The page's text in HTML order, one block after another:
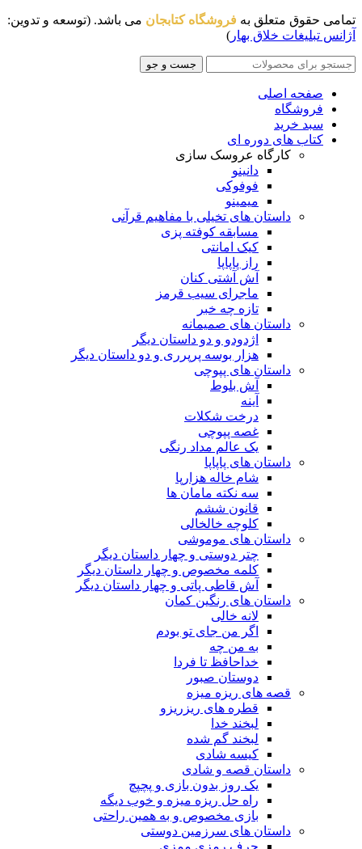
تمامی حقوق متعلق به فروشگاه کتابجان می باشد. (توسعه و تدوین:
آژانس تبلیغات خلاق بهار )
جست و جو
صفحه اصلی
فروشگاه
سبد خرید
کتاب های دوره ای
کارگاه عروسک سازی
دانینو
فوفوکی
میمینو
داستان های تخیلی با مفاهیم قرآنی
مسابقه کوفته پزی
کیک امانتی
راز پاپاپا
آش آشتی کنان
ماجرای سیب قرمز
تازه چه خبر
داستان های صمیمانه
اژدودو و دو داستان دیگر
هزار بوسه پرپرری و دو داستان دیگر
داستان های پپوچی
آش بلوط
آینه
درخت شکلات
غصه پپوچی
یک عالم مداد رنگی
داستان های پاپاپا
شام خاله هزارپا
سه نکته مامان ها
قانون ششم
کلوچه خالخالی
داستان های موموشی
چتر دوستی و چهار داستان دیگر
کلمه مخصوص و چهار داستان دیگر
آش قاطی پاتی و چهار داستان دیگر
داستان های رنگین کمان
لانه خالی
اگر من جای تو بودم
به من چه
خداحافظ تا فردا
دوستان صبور
قصه های ریزه میزه
قطره های ریزریزو
لبخند خدا
لبخند گم شده
کیسه شادی
داستان قصه و شادی
یک روز بدون بازی و پچپچ
راه حل ریزه میزه و خوب دیگه
بازی مخصوص و به همین راحتی
داستان های سرزمین دوستی